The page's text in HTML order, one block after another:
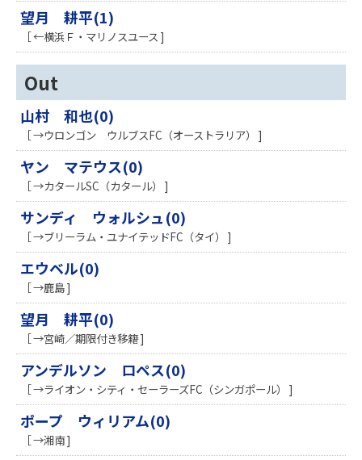
望月 耕平(1)
［ ←横浜Ｆ・マリノスユース ]
Out
山村 和也(0)
［ →ウロンゴン ウルブスFC（オーストラリア） ]
ヤン マテウス(0)
［ →カタールSC（カタール） ]
サンディ ウォルシュ(0)
［ →ブリーラム・ユナイテッドFC（タイ） ]
エウベル(0)
［ →鹿島 ]
望月 耕平(0)
［ →宮崎／期限付き移籍 ]
アンデルソン ロペス(0)
［ →ライオン・シティ・セーラーズFC（シンガポール） ]
ポープ ウィリアム(0)
［ →湘南 ]